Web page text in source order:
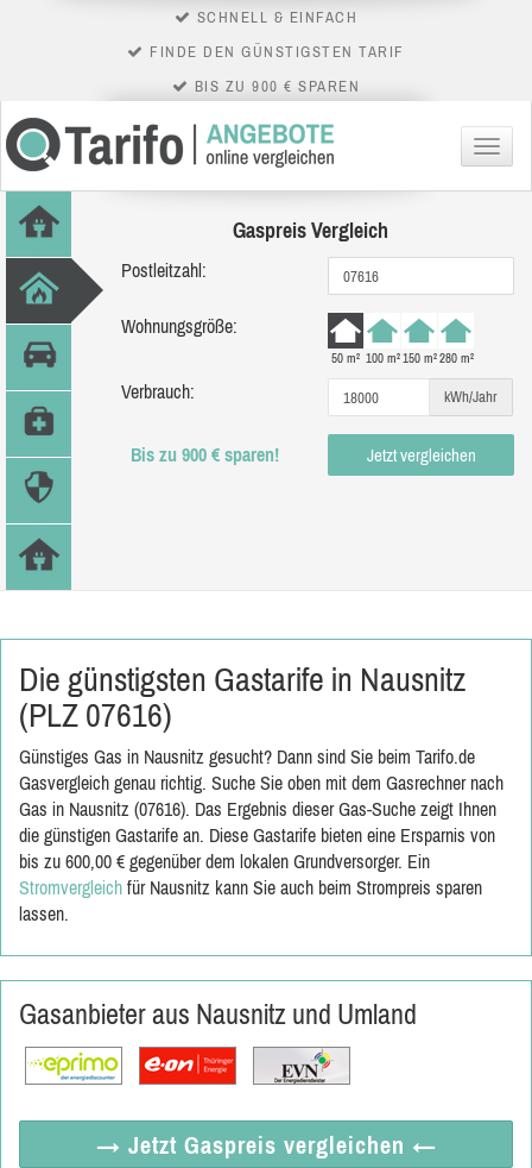
SCHNELL & EINFACH
FINDE DEN GÜNSTIGSTEN TARIF
BIS ZU 900 € SPAREN
Menü
Gaspreis Vergleich
Postleitzahl:
Wohnungsgröße:
50 m² 100 m²150 m²280 m²
Verbrauch: kWh/Jahr
Bis zu 900 € sparen! Jetzt vergleichen
Die günstigsten Gastarife in Nausnitz
(PLZ 07616)
Günstiges Gas in Nausnitz gesucht? Dann sind Sie beim Tarifo.de
Gasvergleich genau richtig. Suche Sie oben mit dem Gasrechner nach
Gas in Nausnitz (07616). Das Ergebnis dieser Gas-Suche zeigt Ihnen
die günstigen Gastarife an. Diese Gastarife bieten eine Ersparnis von
bis zu 600,00 € gegenüber dem lokalen Grundversorger. Ein
Stromvergleich für Nausnitz kann Sie auch beim Strompreis sparen
lassen.
Gasanbieter aus Nausnitz und Umland
→ Jetzt Gaspreis vergleichen ←